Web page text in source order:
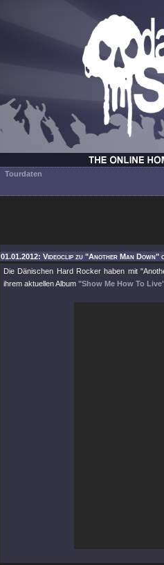
Tourdaten
01.01.2012: Videoclip zu "Another Man Down"
Die Dänischen Hard Rocker haben mit
ihrem aktuellen Album "Show Me How To